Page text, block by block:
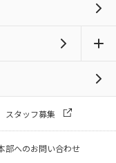
スタッフ募集
部へのお問い合わせ